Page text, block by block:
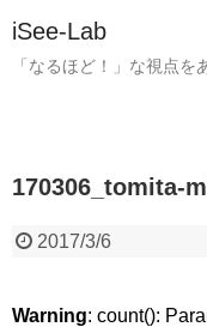
iSee-Lab
「なるほど！」な視点を
170306_tomita-
2017/3/6
Warning: count():